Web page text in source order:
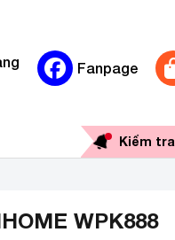
Fanpage
Kiểm
WPK888